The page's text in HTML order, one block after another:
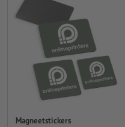
Magneetstickers